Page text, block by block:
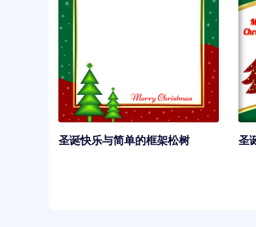
圣诞快乐与简单的框架松树 圣